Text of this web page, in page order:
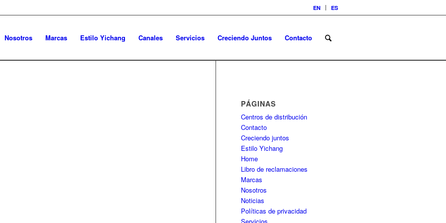
EN ES
Nosotros Marcas Estilo Yichang Canales Servicios Creciendo Juntos Contacto
PÁGINAS
Centros de distribución
Contacto
Creciendo juntos
Estilo Yichang
Home
Libro de reclamaciones
Marcas
Nosotros
Noticias
Políticas de privacidad